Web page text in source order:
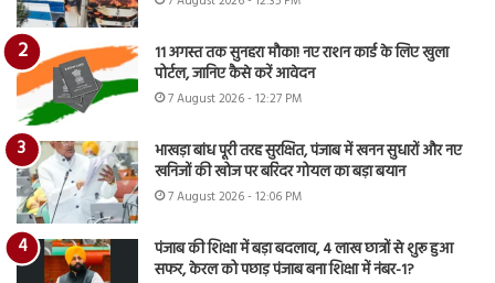
11 अगस्त तक सुनहरा मौका! नए राशन कार्ड के लिए खुला
पोर्टल, जानिए कैसे करें आवेदन
7 August 2026 - 12:27 PM
भाखड़ा बांध पूरी तरह सुरक्षित, पंजाब में खनन सुधारों और नए
खनिजों की खोज पर बरिंदर गोयल का बड़ा बयान
7 August 2026 - 12:06 PM
पंजाब की शिक्षा में बड़ा बदलाव, 4 लाख छात्रों से शुरू हुआ
सफर, केरल को पछाड़ पंजाब बना शिक्षा में नंबर-1?